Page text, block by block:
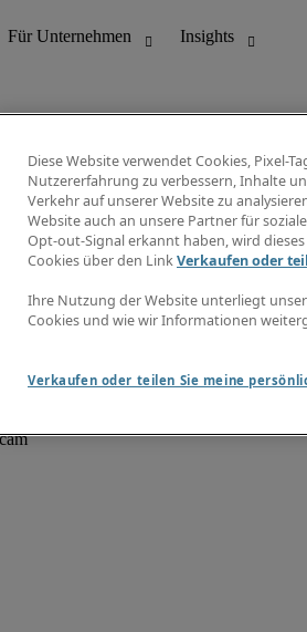
& Rechnungswesen
Bereich
Diese Website verwendet Cookies, Pixel-
Nutzererfahrung zu verbessern, Inhalte
Verkehr auf unserer Website zu
Website auch an unsere Partner für
Opt-out-Signal erkannt haben, wird
Cookies über den LinkVerkaufen oder
Ihre Nutzung der Website unterliegt
Cookies und wie wir Informationen
Verkaufen oder teilen Sie meine